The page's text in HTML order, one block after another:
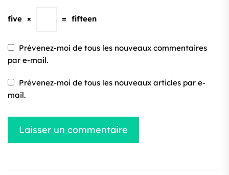
five × = fifteen
Prévenez-moi de tous les nouveaux commentaires
par e-mail.
Prévenez-moi de tous les nouveaux articles par e-
mail.